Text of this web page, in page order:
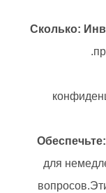
Сколько:
для